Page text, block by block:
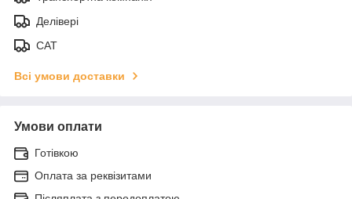
Делівері
САТ
Всі умови доставки
Умови оплати
Готівкою
Оплата за реквізитами